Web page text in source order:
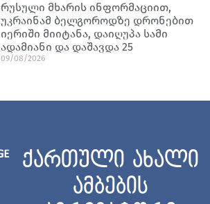
რუსული მხარის ინფორმაციით,
უკრაინამ ბელგოროდზე დრონებით
იერიში მიიტანა, დაიღუპა სამი
ადამიანი და დაშავდა 25
09/08/2026
ქართული ახალი
ამბების